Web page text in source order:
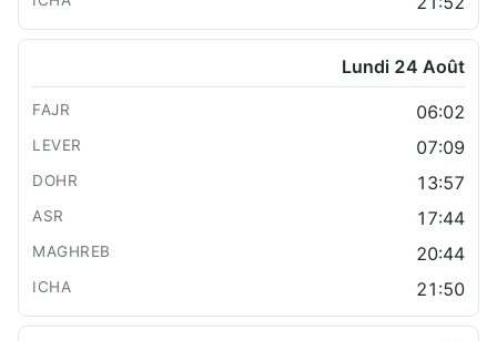
Lundi 24 Août
06:02
07:09
13:57
17:44
20:44
21:50